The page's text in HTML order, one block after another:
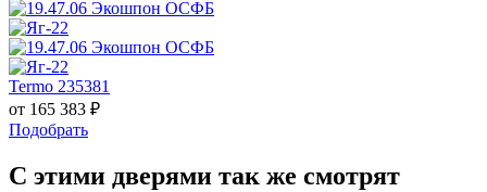
Termo 235381
от 165 383 ₽
Подобрать
С этими дверями так же смотрят